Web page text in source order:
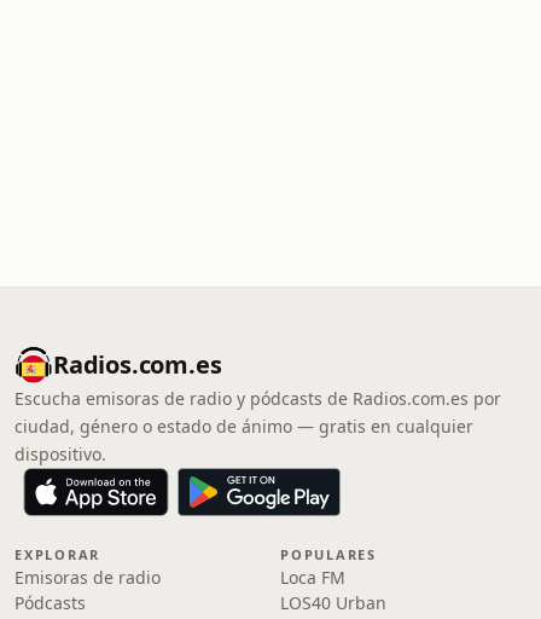
Radios.com.es
Escucha emisoras de radio y pódcasts de Radios.com.es por
ciudad, género o estado de ánimo — gratis en cualquier
dispositivo.
EXPLORAR
Emisoras de radio
Pódcasts
POPULARES
Loca FM
LOS40 Urban